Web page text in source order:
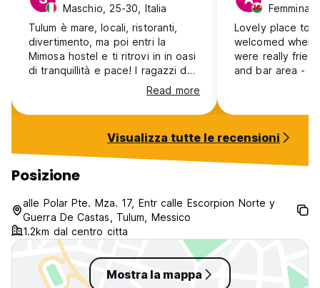
Maschio, 25-30, Italia
Tulum è mare, locali, ristoranti,
divertimento, ma poi entri la
Mimosa hostel e ti ritrovi in in oasi
di tranquillità e pace! I ragazzi del
personale sono disponibili, cordiali
e simpatici. Le camere molto belle
con un letto comodissimo e un
Ottimo il servizio bici! Possibilità di
ottima colazione a metà prezzo e
ottime birre e drink. Che dire ci
tornerei sicuramente!
Read more
Femmina,
Lovely place to
welcomed when
were really
and bar area -
very clean
travelling but
Visualizza tutte le recensioni
Posizione
alle Polar Pte. Mza. 17, Entr calle Escorpion Norte y
Guerra De Castas, Tulum, Messico
1.2km dal centro citta
Mostra la mappa